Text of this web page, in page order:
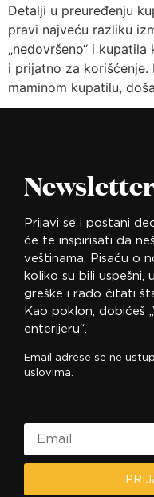
Detalji u preuređenju
pravi najveću razliku
„nedovršeno“ i
i prijatno za korišćenje.
maminom kupatilu,
Prijavi se i postani
će te inspirisati da
veštinama. Pisaću o
koliko su bili
greške i rado čitati
Kao poklon, dobićeš
enterijeru“.
Email adrese se ne
uslovima.